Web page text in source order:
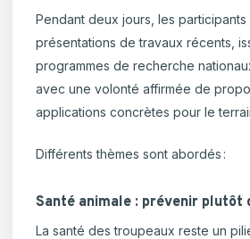
Pendant deux jours, les
présentations de travaux récents,
programmes de recherche
avec une volonté affirmée de
applications concrètes pour le
Différents thèmes sont abordés :
Santé animale : prévenir plutôt
La santé des troupeaux reste un